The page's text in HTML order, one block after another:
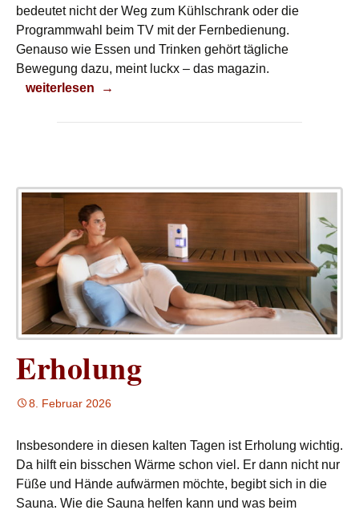
bedeutet nicht der Weg zum Kühlschrank oder die
Programmwahl beim TV mit der Fernbedienung.
Genauso wie Essen und Trinken gehört tägliche
Bewegung dazu, meint luckx – das magazin.
Bewegung ist wichtig
weiterlesen →
Erholung
8. Februar 2026
Insbesondere in diesen kalten Tagen ist Erholung wichtig.
Da hilft ein bisschen Wärme schon viel. Er dann nicht nur
Füße und Hände aufwärmen möchte, begibt sich in die
Sauna. Wie die Sauna helfen kann und was beim